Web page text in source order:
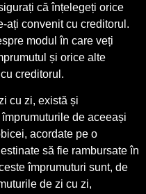
că înțelegeți orice
ați convenit cu creditorul.
modul în care veți
și orice alte
creditorul.
cu zi, există și
de aceeași
acordate pe o
să fie rambursate în
împrumuturi sunt, de
de zi cu zi,